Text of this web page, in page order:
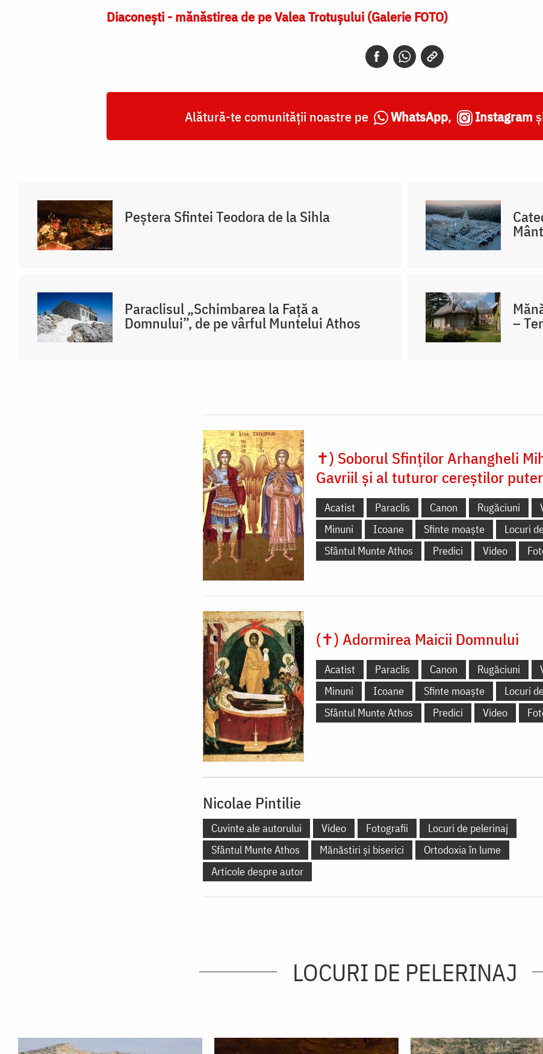
Diaconești - mănăstirea de pe Valea Trotușului (Galerie FOTO)
Alătură-te comunității noastre pe WhatsApp, Instagram
Peștera Sfintei Teodora de la Sihla
Paraclisul „Schimbarea la Față a
Domnului”, de pe vârful Muntelui Athos –
✝) Soborul Sfinților Arhangheli
Gavriil și al tuturor cereștilor
Acatist Paraclis Canon Rugăciuni
Minuni
Icoane Sfinte moaște
Locuri
Sfântul Munte Athos
Predici Video
(✝) Adormirea Maicii Domnului
Acatist Paraclis Canon Rugăciuni
Minuni
Icoane Sfinte moaște
Locuri
Sfântul Munte Athos
Predici Video
Nicolae Pintilie
Cuvinte ale autorului Video Fotografii
Locuri de pelerinaj
Sfântul Munte Athos
Mănăstiri și biserici
Ortodoxia în lume
Articole despre autor
LOCURI DE PELERINAJ